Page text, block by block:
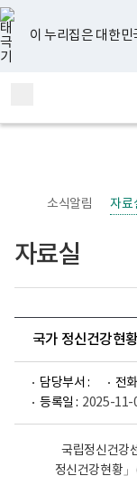
너
비
767px
이
하
이 누리집은 대한
지메
홈
소식알림 자료
자료실
국가 정신건강현
담당부서 : 전
등록일 : 2025-11-
국립정신건강
정신건강현황
유
튜
브
페
이
스
북
인
스
타
그
램
블
로
그